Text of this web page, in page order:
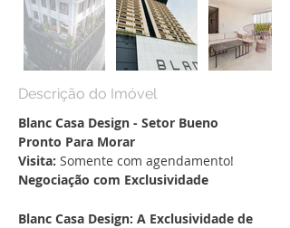
Descrição do Imóvel
Blanc Casa Design - Setor Bueno
Pronto Para Morar
Visita: Somente com agendamento!
Negociação com Exclusividade
Blanc Casa Design: A Exclusividade de